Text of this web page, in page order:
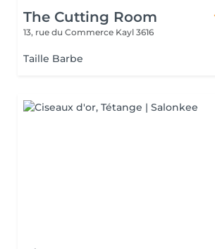
The Cutting Room
13, rue du Commerce Kayl 3616
Taille Barbe